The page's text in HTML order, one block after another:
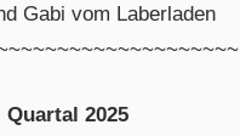
Gabi vom Laberladen
Quartal 2025